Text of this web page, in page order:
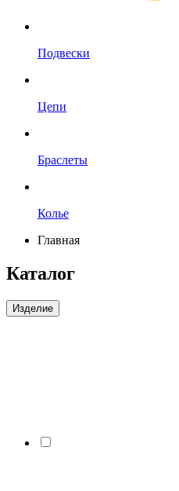
Подвески
Цепи
Браслеты
Колье
Главная
Каталог
Изделие